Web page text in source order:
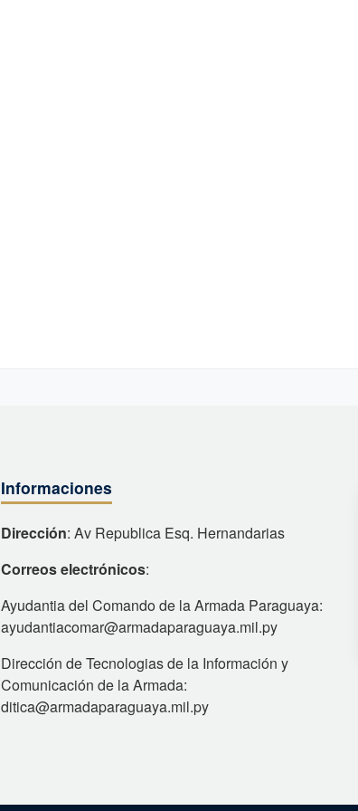
Informaciones
Dirección: Av Republica Esq. Hernandarias
Correos electrónicos:
Ayudantia del Comando de la Armada Paraguaya:
ayudantiacomar@armadaparaguaya.mil.py
Dirección de Tecnologias de la Información y
Comunicación de la Armada:
ditica@armadaparaguaya.mil.py